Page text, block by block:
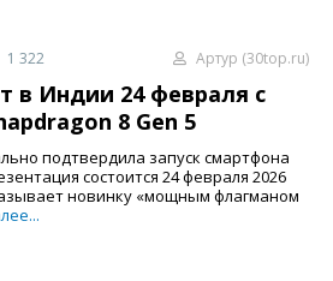
1 322 Артур (30top.ru)
в Индии 24 февраля с
8 Gen 5
подтвердила запуск смартфона
состоится 24 февраля 2026
новинку «мощным флагманом